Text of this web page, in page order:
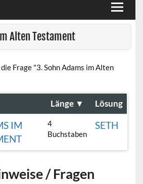
Alten Testament
Frage "3. Sohn Adams im Alten
Länge ▼ Lösung
IM
4
Buchstaben
SETH
/ Fragen